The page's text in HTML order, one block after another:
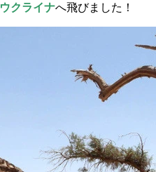
ウクライナへ飛びました！